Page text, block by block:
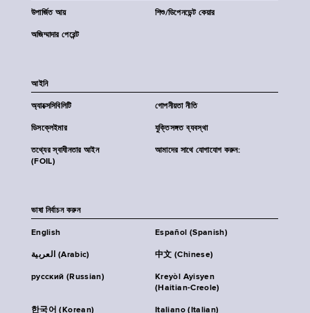
উপার্জিত আয় শিশু/ডিপেনডেন্ট কেয়ার
অজিম্মাদার পেরেন্ট
আইনি
অ্যাক্সেসিবিলিটি গোপনীয়তা নীতি
ডিসক্লেইমার যুক্তিসঙ্গত ব্যবস্থা
তথ্যের স্বাধীনতার আইন
(FOIL)
আমাদের সাথে যোগাযোগ করুন:
ভাষা নির্বাচন করুন
English Español (Spanish)
العربية (Arabic) 中文 (Chinese)
русский (Russian)
Kreyòl Ayisyen
(Haitian-Creole)
한국어 (Korean) Italiano (Italian)